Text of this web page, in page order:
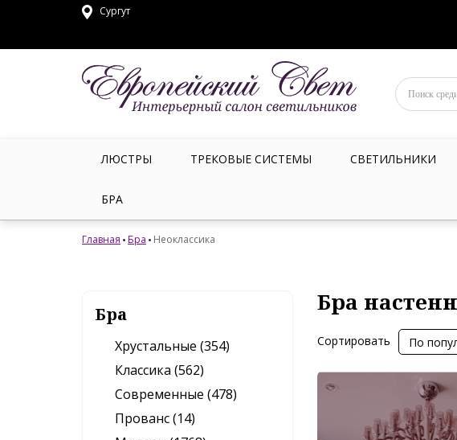
Сургут
ЛЮСТРЫ ТРЕКОВЫЕ СИСТЕМЫ СВЕТИЛЬНИКИ
БРА
Главная Бра Неоклассика
Бра
Хрустальные (354)
Классика (562)
Современные (478)
Прованс (14)
Бра
Сортировать По